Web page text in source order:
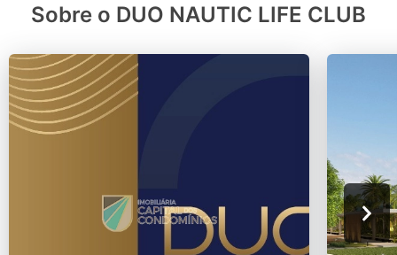
Sobre o DUO NAUTIC LIFE CLUB